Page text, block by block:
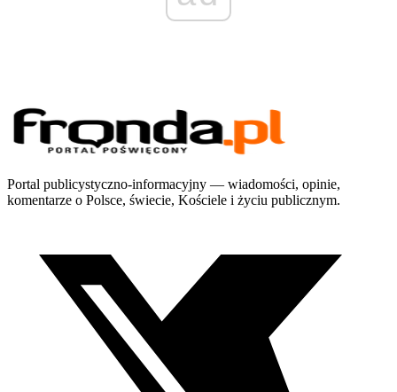
Portal publicystyczno-informacyjny — wiadomości, opinie,
komentarze o Polsce, świecie, Kościele i życiu publicznym.